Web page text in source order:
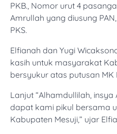
PKB., Nomor urut 4
Amrullah yang diusung
PKS.
Elfianah dan Yugi
kasih untuk masyarakat
bersyukur atas putusan MK
Lanjut “Alhamdullilah,
dapat kami pikul bersama
Kabupaten Mesuji,” ujar